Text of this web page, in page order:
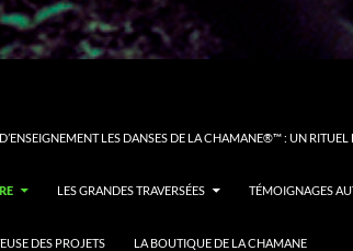
LES DANSES DE LA CHAMANE®™ : UN
LES GRANDES TRAVERSÉES TÉMOIGNAGES
DES PROJETS LA BOUTIQUE DE LA CHAMANE